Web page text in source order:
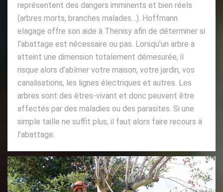
représentent des dangers imminents et bien réels
(arbres morts, branches malades…). Hoffmann
elagage offre son aide à Thenisy afin de déterminer si
l’abattage est nécessaire ou pas. Lorsqu’un arbre a
atteint une dimension totalement démesurée, il
risque alors d’abîmer votre maison, votre jardin, vos
canalisations, les lignes électriques et autres. Les
arbres sont des êtres-vivant et donc peuvent être
affectés par des maladies ou des parasites. Si une
simple taille ne suffit plus, il faut alors faire recours à
l’abattage.